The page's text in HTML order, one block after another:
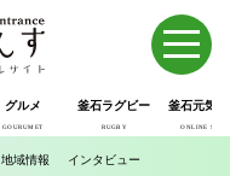
グルメ
GOURUMET
釜石ラグビー
RUGBY
釜石元気
ONLINE SHOP
地域情報 インタビュー